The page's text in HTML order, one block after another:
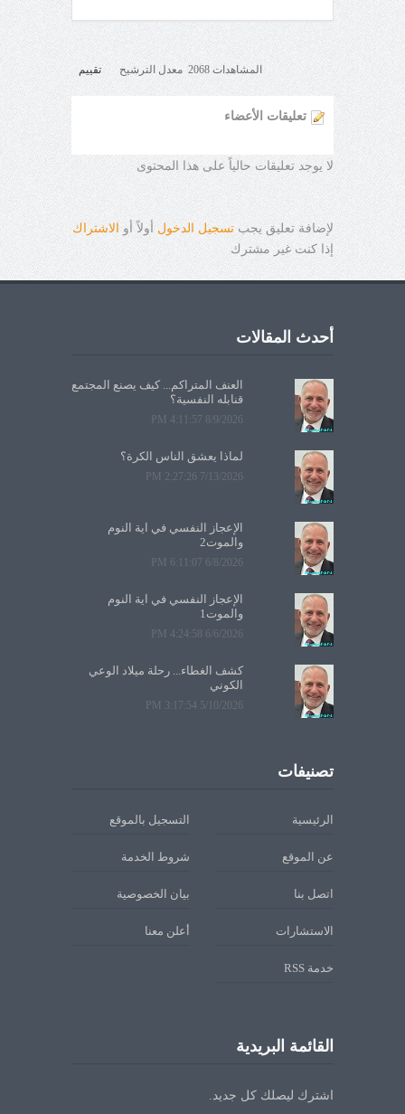
المشاهدات 2068 معدل الترشيح تقييم
تعليقات الأعضاء
لا يوجد تعليقات حالياً على هذا المحتوى
لإضافة تعليق يجب تسجيل الدخول أولاً أو
الاشتراك
إذا كنت غير مشترك
أحدث المقالات
العنف المتراكم... كيف يصنع المجتمع
قنابله النفسية؟
8/9/2026 4:11:57 PM
لماذا يعشق الناس الكرة؟
7/13/2026 2:27:26 PM
الإعجاز النفسي في آية النوم
والموت2
6/8/2026 6:11:07 PM
الإعجاز النفسي في آية النوم
والموت1
6/6/2026 4:24:58 PM
كشف الغطاء... رحلة ميلاد الوعي
الكوني
5/10/2026 3:17:54 PM
تصنيفات
الرئيسية التسجيل بالموقع
عن الموقع شروط الخدمة
اتصل بنا بيان الخصوصية
الاستشارات أعلن معنا
خدمة RSS
القائمة البريدية
اشترك ليصلك كل جديد.